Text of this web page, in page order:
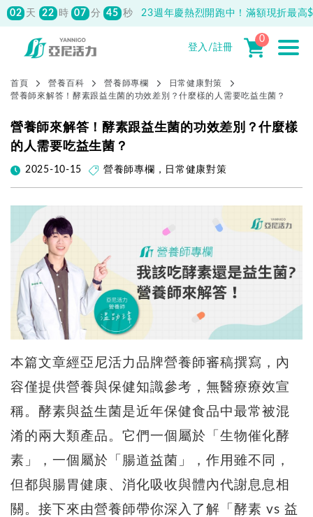
02 天 22 時 08 分 02 秒 23週年慶熱烈開跑中！滿額現折最高
先付款滿800元免運！註冊會員最高獲
150元抵用券
登入/註冊
0
首頁 營養百科 營養師專欄
日常健康對策
營養師來解答！酵素跟益生菌的功效差別？什麼樣的人需要吃益生菌？
營養師來解答！酵素跟益生菌的功效差別？什麼樣
的人需要吃益生菌？
2025-10-15 營養師專欄 ， 日常健康對策
本篇文章經亞尼活力品牌營養師審稿撰寫，內
容僅提供營養與保健知識參考，無醫療療效宣
稱。酵素與益生菌是近年保健食品中最常被混
淆的兩大類產品。它們一個屬於「生物催化酵
素」，一個屬於「腸道益菌」，作用雖不同，
但都與腸胃健康、消化吸收與體內代謝息息相
關。接下來由營養師帶你深入了解「酵素 vs 益